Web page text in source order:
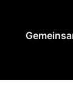
springen